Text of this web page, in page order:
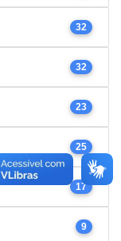
32
32
23
25
17
9